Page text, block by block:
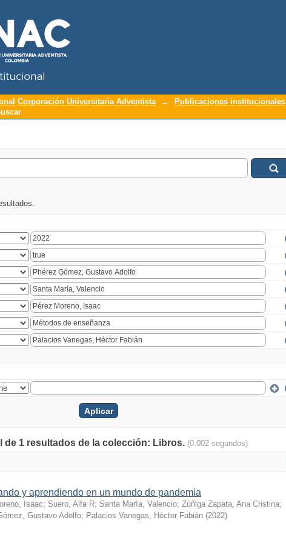
Corporación Universitaria Adventista → Publicaciones institucionales
de 1 resultados de la colección: Libros. (0.002 segundos)
y aprendiendo en un mundo de pandemia
Isaac; Suero, Alfa R; Santa María, Valencio; Zúñiga Zapata, Ana Cristina;
Gustavo Adolfo; Palacios Vanegas, Héctor Fabián (2022)